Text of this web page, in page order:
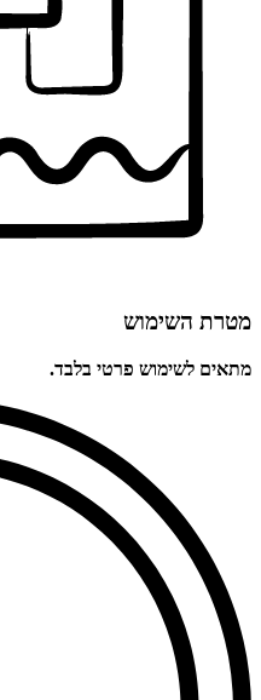
מטרת השימוש
מתאים לשימוש פרטי בלבד.